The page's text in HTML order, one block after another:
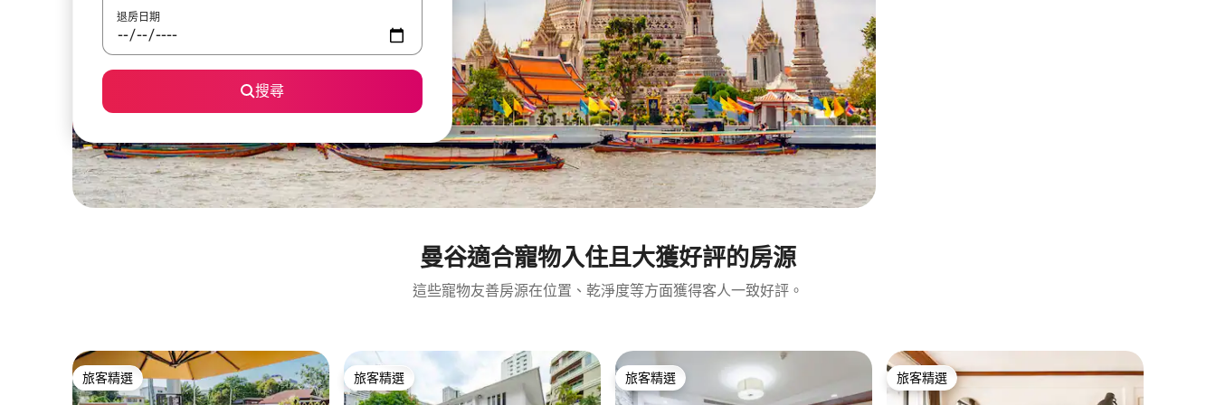
退房日期
搜尋
曼谷適合寵物入住且大獲好評的房源
這些寵物友善房源在位置、乾淨度等方面獲得客人一致好評。
旅客精選
旅客精選 旅客精選
旅客精選 旅客精選
旅客精選 旅客精選
旅客精選